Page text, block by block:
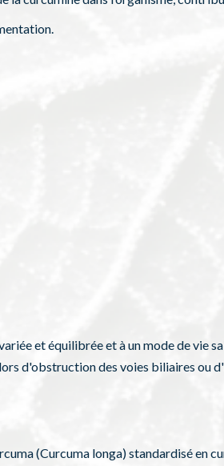
et équilibrée et à un mode de vie
d'obstruction des voies biliaires ou
(Curcuma longa) standardisé en